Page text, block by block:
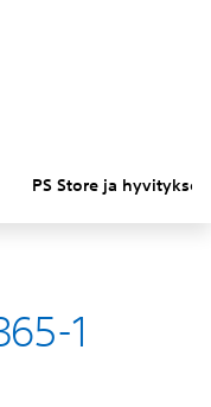
PS Store ja hyvitykset
1